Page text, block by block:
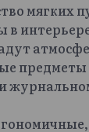
мягких
в
предметы